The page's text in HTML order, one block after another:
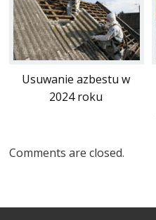
Usuwanie azbestu w
2024 roku
Comments are closed.